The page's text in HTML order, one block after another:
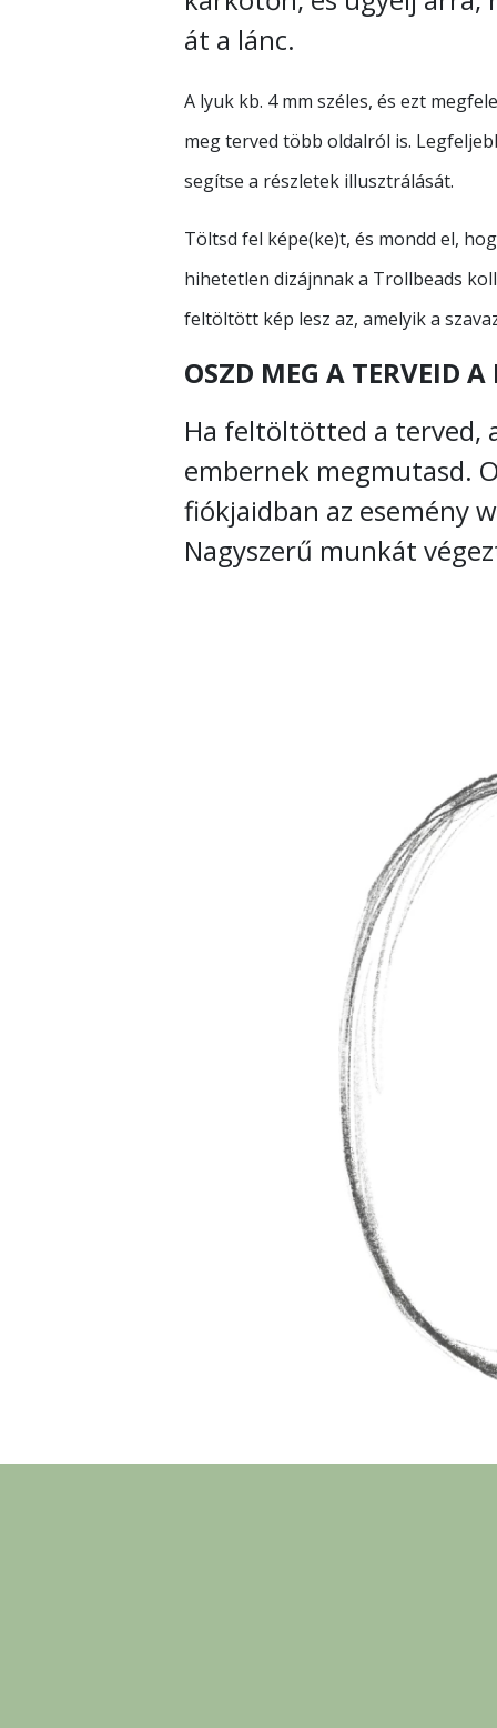
át a lánc.
A lyuk kb. 4 mm széles, és ezt
meg terved több oldalról is.
segítse a részletek illusztrálását.
Töltsd fel képe(ke)t, és mondd el,
hihetetlen dizájnnak a Trollbeads
feltöltött kép lesz az, amelyik a
OSZD MEG A TERVEID
Ha feltöltötted a terved,
embernek megmutasd.
fiókjaidban az esemény
Nagyszerű munkát